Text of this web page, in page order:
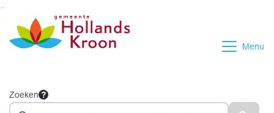
Ga naar de inhoud van deze pagina
Menu
Zoeken